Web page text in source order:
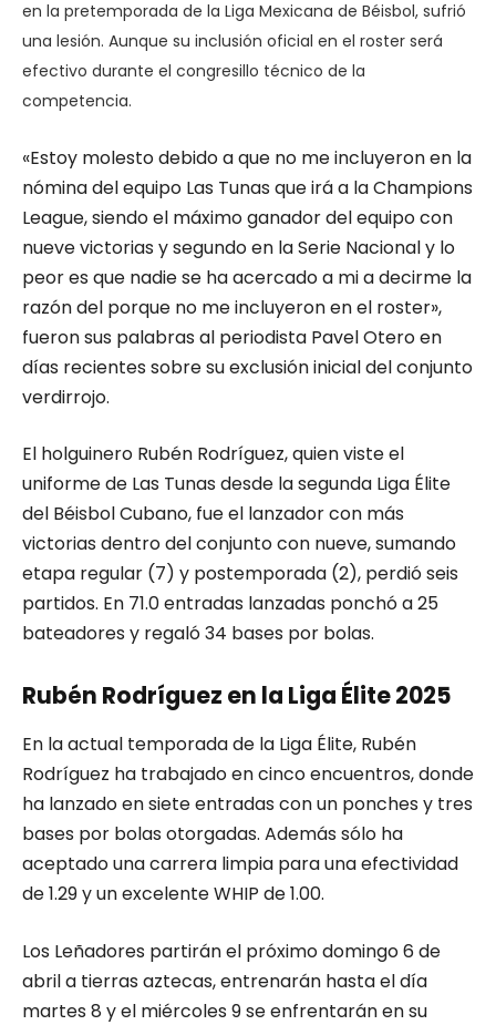
en la pretemporada de la Liga Mexicana de Béisbol, sufrió
una lesión. Aunque su inclusión oficial en el roster será
efectivo durante el congresillo técnico de la
competencia.
«Estoy molesto debido a que no me incluyeron en la
nómina del equipo Las Tunas que irá a la Champions
League, siendo el máximo ganador del equipo con
nueve victorias y segundo en la Serie Nacional y lo
peor es que nadie se ha acercado a mi a decirme la
razón del porque no me incluyeron en el roster»,
fueron sus palabras al periodista Pavel Otero en
días recientes sobre su exclusión inicial del conjunto
verdirrojo.
El holguinero Rubén Rodríguez, quien viste el
uniforme de Las Tunas desde la segunda Liga Élite
del Béisbol Cubano, fue el lanzador con más
victorias dentro del conjunto con nueve, sumando
etapa regular (7) y postemporada (2), perdió seis
partidos. En 71.0 entradas lanzadas ponchó a 25
bateadores y regaló 34 bases por bolas.
Rubén Rodríguez en la Liga Élite 2025
En la actual temporada de la Liga Élite, Rubén
Rodríguez ha trabajado en cinco encuentros, donde
ha lanzado en siete entradas con un ponches y tres
bases por bolas otorgadas. Además sólo ha
aceptado una carrera limpia para una efectividad
de 1.29 y un excelente WHIP de 1.00.
Los Leñadores partirán el próximo domingo 6 de
abril a tierras aztecas, entrenarán hasta el día
martes 8 y el miércoles 9 se enfrentarán en su